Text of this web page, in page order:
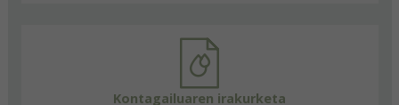
Kontagailuaren irakurketa